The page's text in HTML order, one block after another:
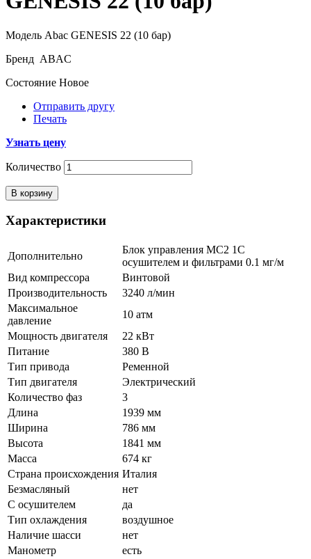
Модель Abac GENESIS 22 (10 бар)
Бренд ABAC
Состояние Новое
Отправить другу
Печать
Узнать цену
Количество
В корзину
Характеристики
Дополнительно
Блок управления MC2 1С
осушителем и фильтрами 0.1 мг/м
Вид компрессора
Винтовой
Производительность
3240 л/мин
Максимальное
давление
10 атм
Мощность двигателя
22 кВт
Питание
380 В
Тип привода
Ременной
Тип двигателя
Электрический
Количество фаз
3
Длина
1939 мм
Ширина
786 мм
Высота
1841 мм
Масса
674 кг
Страна происхождения Италия
Безмасляный
нет
С осушителем
да
Тип охлаждения
воздушное
Наличие шасси
нет
Манометр
есть